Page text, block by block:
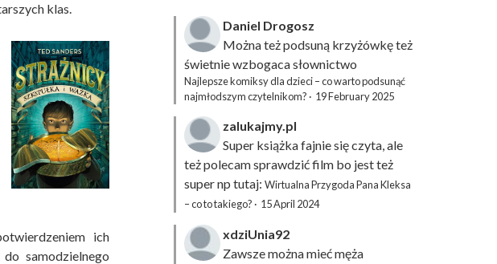
klas.
ich
samodzielnego
Daniel Drogosz
Można też podsuną krzyżówkęteż
świetnie wzbogaca słownictwo
Najlepsze komiksy dla dzieci – co warto podsunąć
najmłodszym czytelnikom? · 19 February 2025
zalukajmy.pl
Super książka fajnie się czyta, ale
też polecam sprawdzić film bo jest też
super np tutaj: Wirtualna Przygoda Pana Kleksa
– co to takiego? · 15 April 2024
xdziUnia92
Zawsze można mieć męża